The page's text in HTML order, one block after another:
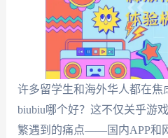
许多留学生和海外华人都在焦
biubiu哪个好？这不仅关乎游
繁遇到的痛点——国内APP和